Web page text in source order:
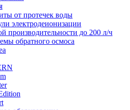
от протечек воды
электродеионизации
производительности до 200 л/ч
обратного осмоса